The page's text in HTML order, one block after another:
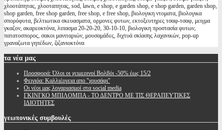
χλοοτάπητας, χλοοταπητας, sod, lawn, e shop, e garden shop, e shop garden, garden shop,
shop garden, free shop garden, free shop, e free shop, βιολογικη ντοματα, βιολογικα
σπορόφυτα, βελτιωτικα σκευασματα, ορμονες φυτων, εκτοξευτηρες τσαφ-τσαφ, μειγμα
γκαζον, ακαρεοκτόνα, λιπασμα 20-20-20, 30-10-10, βιολογικη προστασία φυτων,
πατατοσπορος, σακοι μανιταριών, μουσαμάδες, διχτυά σκίασης λαχανικών, pop-up
γραναζωτα γηπέδων, ζιζανιοκτόνα
τα νέα μας
Προσφορά: Όλοι οι χειμερινοί Βολβόι -50% έως 15/2
Φειγιόα: Καλλιέργεια απο ''χρυσάφι''
Oι νέοι μας λογαριασμοί στα social media
ΓΚΙΝΓΚΟ ΜΠΙΛΟΜΠΑ - ΤΟ ΔΕΝΤΡΟ ΜΕ ΤΙΣ ΘΕΡΑΠΕΥΤΙΚΕΣ
ΙΔΙΟΤΗΤΕΣ
γεωπονικές συμβουλές